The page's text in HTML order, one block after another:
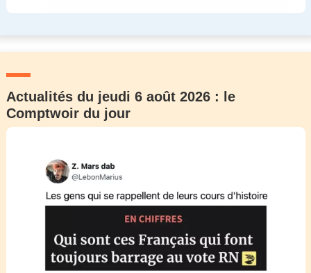
Actualités du jeudi 6 août 2026 : le
Comptwoir du jour